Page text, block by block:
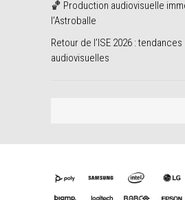
🏀 Production audiovisuelle
l’Astroballe
Retour de l’ISE 2026 :
audiovisuelles